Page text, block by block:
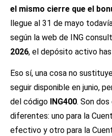
el mismo cierre que el
llegue al 31 de mayo
según la web de ING
2026, el depósito activo
Eso sí, una cosa no
seguir disponible en junio,
del código ING400. Son
diferentes: uno para la
efectivo y otro para la